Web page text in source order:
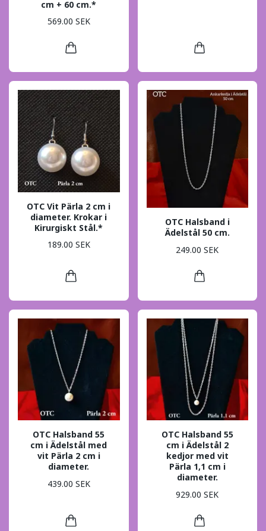
cm + 60 cm.*
569.00 SEK
OTC Vit Pärla 2 cm i
diameter. Krokar i
Kirurgiskt Stål.*
189.00 SEK
OTC Halsband i
Ädelstål 50 cm.
249.00 SEK
OTC Halsband 55
cm i Ädelstål med
vit Pärla 2 cm i
diameter.
439.00 SEK
OTC Halsband 55
cm i Ädelstål 2
kedjor med vit
Pärla 1,1 cm i
diameter.
929.00 SEK